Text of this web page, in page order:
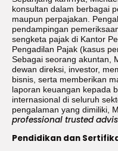
konsultan dalam berbagai
maupun perpajakan.
pendampingan
sengketa pajak di Kantor
Pengadilan Pajak (kasus
Sebagai seorang akuntan,
dewan direksi, investor,
bisnis, serta memberikan
laporan keuangan kepada
internasional di seluruh
pengalaman yang dimiliki,
professional trusted
Pendidikan dan